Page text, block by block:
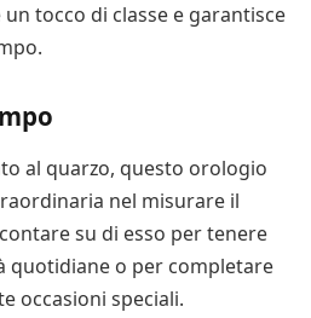
tocco di classe e garantisce
al quarzo, questo orologio
nel misurare il
su di esso per tenere
quotidiane o per completare
occasioni speciali.